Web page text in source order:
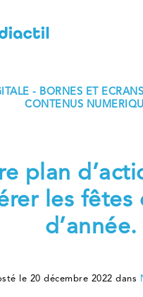
- BORNES ET
CONTENUS
plan
les fêtes
d’année.
le 20 décembre 2022 dans